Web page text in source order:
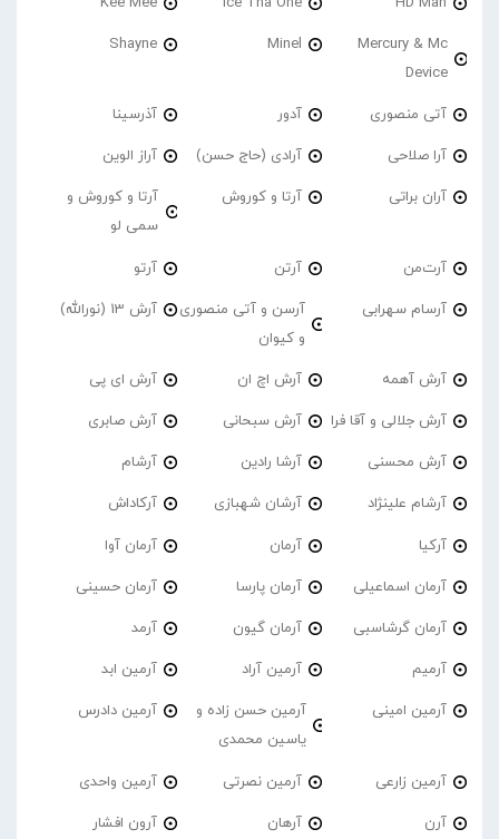
Mercury & Mc
Device
Minel
Shayne
آتی منصوری آدور آذرسینا
آرا صلاحی آرادی (حاج حسن) آراز الوین
آران براتی آرتا و کوروش
آرتا و کوروش و
سمی لو
آرت‌من آرتن آرتو
آرسام سهرابی
آرسن و آتی منصوری
و کیوان
آرش 13 (نورالله)
آرش آهمه آرش اچ ان آرش ای پی
آرش جلالی و آقا فرا آرش سبحانی آرش صابری
آرش محسنی آرشا رادین آرشام
آرشام علینژاد آرشان شهبازی آرکاداش
آرکیا آرمان آرمان آوا
آرمان اسماعیلی آرمان پارسا آرمان حسینی
آرمان گرشاسبی آرمان گیون آرمد
آرمیم آرمین آراد آرمین ابد
آرمین امینی
آرمین حسن زاده و
یاسین محمدی
آرمین دادرس
آرمین زارعی آرمین نصرتی آرمین واحدی
آرن آرهان آرون افشار